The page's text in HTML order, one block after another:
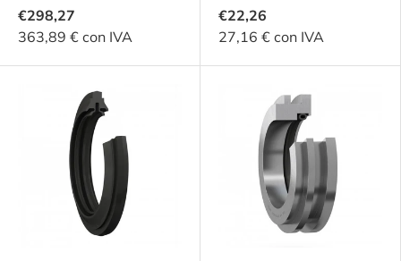
€298,27
363,89 € con IVA
€22,26
27,16 € con IVA